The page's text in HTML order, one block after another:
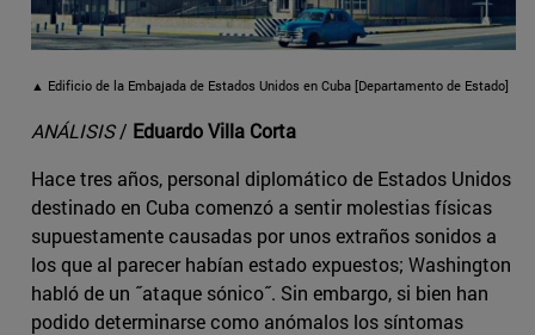
▲ Edificio de la Embajada de Estados Unidos en Cuba [Departamento de Estado]
ANÁLISIS/ Eduardo Villa Corta
Hace tres años, personal diplomático de Estados Unidos
destinado en Cuba comenzó a sentir molestias físicas
supuestamente causadas por unos extraños sonidos a
los que al parecer habían estado expuestos; Washington
habló de un ˝ataque sónico˝. Sin embargo, si bien han
podido determinarse como anómalos los síntomas